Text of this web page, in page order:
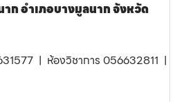
ก อำเภอบางมูลนาก จังหวัด
| ห้องวิชาการ 056632811 |